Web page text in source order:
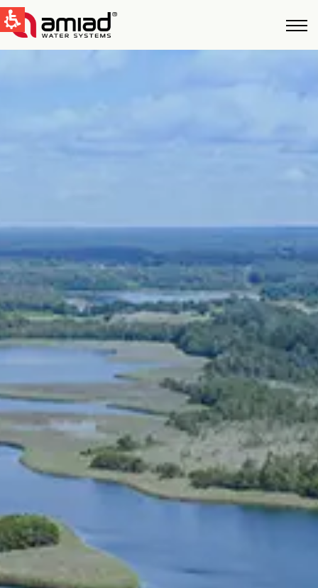
English
Australia
English
Spain & LATAM
Spanish
Russia
Russian
France
French
Germany
Hebrew
Based on your current location, we recommend
North America